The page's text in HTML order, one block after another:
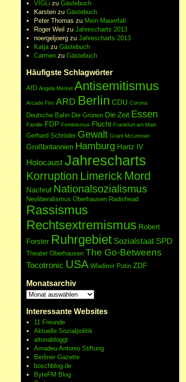
VIGLi zu Gästebuch
Karstenzu Gästebuch
Peter Thomas zu Mein Mauerfall
Roger Weil zu Jahrescharts 2013
noergeljoergzu Jahrescharts 2013
Katjazu Gästebuch
Carmenzu Gästebuch
Häufigste Schlagwörter
AfD Angela Merkel Antisemitismus
Arcade Fire ARD Berlin CDU Corona
Deutsche Bahn Die Grünen Die Zeit Essen
Familie FDP Feminismus Flucht Frankfurt am Main
Gerhard Schröder Gewalt Grant McLennan
Großbritannien Hamburg Hartz IV
Holocaust Jahrescharts
Korruption Limerick Mord
Nachruf Nationalsozialismus
Neoliberalismus Oberhausen Radiohead
Rassismus
Rechtsextremismus Robert
Forster Ruhrgebiet Sozialstaat SPD
Theater Oberhausen The Go-Betweens
Tocotronic USA Wladimir Putin ZDF
Monatsarchiv
Interessante Websites
11 Freunde
Aktuelle Sozialpolitik
altonabloggt
Amadeu Antonio Stiftung
Berliner Gazette
boschblog.de
ByteFM Blog